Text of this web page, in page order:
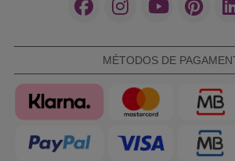
MÉTODOS DE